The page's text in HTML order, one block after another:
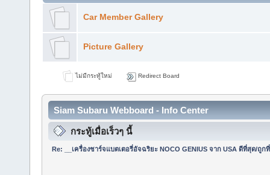
Car Member Gallery
Picture Gallery
ไม่มีกระทู้ใหม่ Redirect Board
Siam Subaru Webboard - Info Center
กระทู้เมื่อเร็วๆ นี้
Re: __เครื่องชาร์จแบตเตอรี่อัจฉริยะ NOCO GENIUS จาก USA ดีที่สุด/ถูก